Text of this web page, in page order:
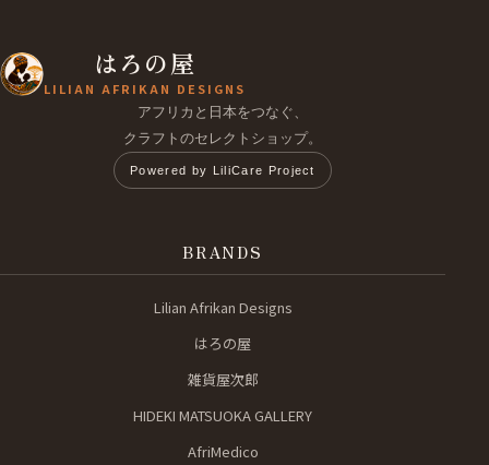
はろの屋
LILIAN AFRIKAN DESIGNS
アフリカと日本をつなぐ、
クラフトのセレクトショップ。
Powered by LiliCare Project
BRANDS
Lilian Afrikan Designs
はろの屋
雑貨屋次郎
HIDEKI MATSUOKA GALLERY
AfriMedico